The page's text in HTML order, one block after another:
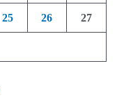
25 26 27